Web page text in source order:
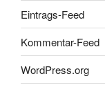
Eintrags-Feed
Kommentar-Feed
WordPress.org